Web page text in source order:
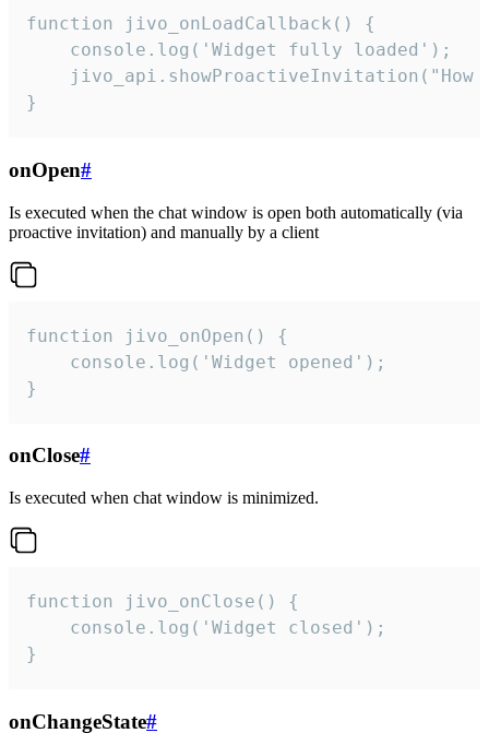
function jivo_onLoadCallback() {
    console.log('Widget fully loaded');
jivo_api.showProactiveInvitation("How
}
onOpen#
Is executed when the chat window is open both automatically (via
proactive invitation) and manually by a client
function jivo_onOpen() {
    console.log('Widget opened');
}
onClose#
Is executed when chat window is minimized.
function jivo_onClose() {
    console.log('Widget closed');
}
onChangeState#